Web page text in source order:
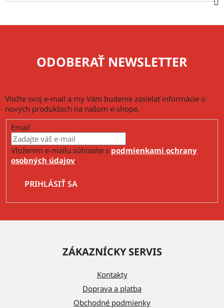
ODOBERAŤ NEWSLETTER
Vložte svoj e-mail a my Vám budeme zasielať informácie o
nových produktoch na našom e-shope.
Email
Vložením e-mailu súhlasíte s podmienkami ochrany
osobných údajov.
PRIHLÁSIŤ SA
ZÁKAZNÍCKY SERVIS
Kontakty
Doprava a platba
Obchodné podmienky